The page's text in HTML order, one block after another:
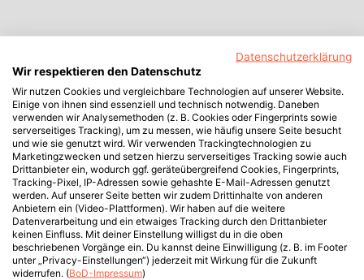
Datenschutzerklärung
Wir respektieren den Datenschutz
Wir nutzen Cookies und vergleichbare Technologien auf unserer Website.
Einige von ihnen sind essenziell und technisch notwendig. Daneben
verwenden wir Analysemethoden (z. B. Cookies oder Fingerprints sowie
serverseitiges Tracking), um zu messen, wie häufig unsere Seite besucht
und wie sie genutzt wird. Wir verwenden Trackingtechnologien zu
Marketingzwecken und setzen hierzu serverseitiges Tracking sowie auch
Drittanbieter ein, wodurch ggf. geräteübergreifend Cookies, Fingerprints,
Tracking-Pixel, IP-Adressen sowie gehashte E-Mail-Adressen genutzt
werden. Auf unserer Seite betten wir zudem Drittinhalte von anderen
Anbietern ein (Video-Plattformen). Wir haben auf die weitere
Datenverarbeitung und ein etwaiges Tracking durch den Drittanbieter
keinen Einfluss. Mit deiner Einstellung willigst du in die oben
beschriebenen Vorgänge ein. Du kannst deine Einwilligung (z. B. im Footer
unter „Privacy-Einstellungen“) jederzeit mit Wirkung für die Zukunft
widerrufen. (BoD-Impressum)